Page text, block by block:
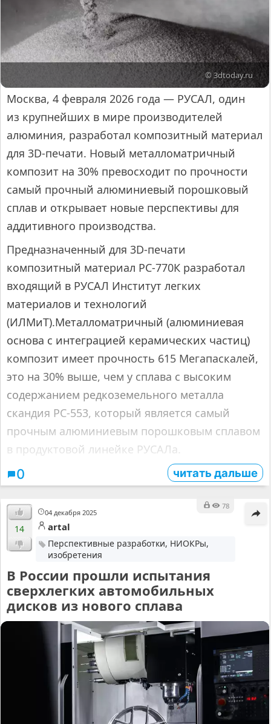
© 3dtoday.ru
Москва, 4 февраля 2026 года — РУСАЛ, один
из крупнейших в мире производителей
алюминия, разработал композитный материал
для 3D-печати. Новый металломатричный
композит на 30% превосходит по прочности
самый прочный алюминиевый порошковый
сплав и открывает новые перспективы для
аддитивного производства.
Предназначенный для 3D-печати
композитный материал РС-770К разработал
входящий в РУСАЛ Институт легких
материалов и технологий
(ИЛМиТ).Металломатричный (алюминиевая
основа с интеграцией керамических частиц)
композит имеет прочность 615 Мегапаскалей,
это на 30% выше, чем у сплава с высоким
содержанием редкоземельного металла
скандия РС-553, который является самый
прочным алюминиевым порошковым сплавом
в продуктовой линейке РУСАЛа.
0 читать дальше
04 декабря 2025
78
14 artal
Перспективные разработки, НИОКРы,
изобретения
В России прошли испытания
сверхлегких автомобильных
дисков из нового сплава